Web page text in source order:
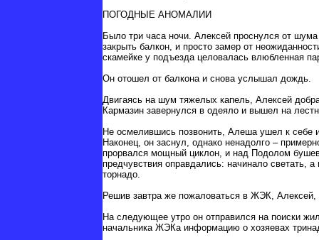
ПОГОДНЫЕ АНОМАЛИИ
Было три часа ночи. Алексей проснулся от
закрыть балкон, и просто замер от
скамейке у подъезда целовалась влюбленная
Он отошел от балкона и снова услышал дождь.
Двигаясь на шум тяжелых капель, Алексей
Кармазин завернулся в одеяло и вышел на
Не осмелившись позвонить, Алеша ушел к себе
Наконец, он заснул, однако ненадолго –
прорвался мощный циклон, и над Подолом
предчувствия оправдались: начинало светать,
торнадо.
Решив завтра же пожаловаться в ЖЭК, Алексей,
На следующее утро он отправился на поиски
начальника ЖЭКа информацию о хозяевах